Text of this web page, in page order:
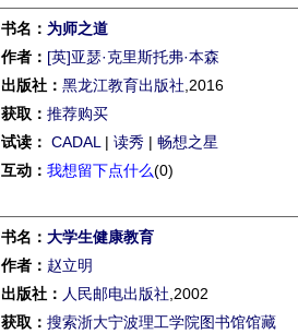
书名： 为师之道
作者： [英]亚瑟·克里斯托弗·本森
出版社： 黑龙江教育出版社 ,2016
获取： 推荐购买
试读： CADAL | 读秀 | 畅想之星
互动： 我想留下点什么(0)
书名： 大学生健康教育
作者： 赵立明
出版社： 人民邮电出版社 ,2002
获取： 搜索浙大宁波理工学院图书馆馆藏